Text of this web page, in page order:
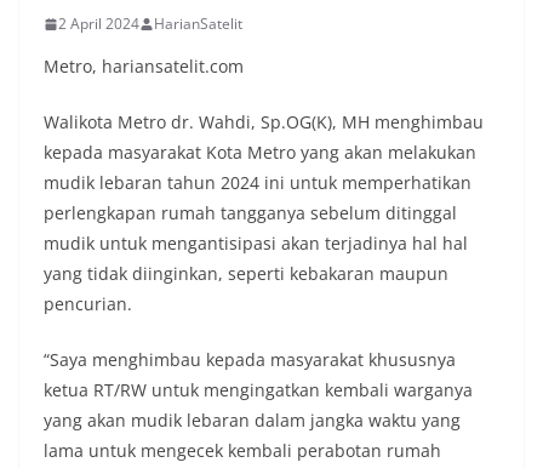
2 April 2024 HarianSatelit
Metro, hariansatelit.com
Walikota Metro dr. Wahdi, Sp.OG(K), MH menghimbau
kepada masyarakat Kota Metro yang akan melakukan
mudik lebaran tahun 2024 ini untuk memperhatikan
perlengkapan rumah tangganya sebelum ditinggal
mudik untuk mengantisipasi akan terjadinya hal hal
yang tidak diinginkan, seperti kebakaran maupun
pencurian.
“Saya menghimbau kepada masyarakat khususnya
ketua RT/RW untuk mengingatkan kembali warganya
yang akan mudik lebaran dalam jangka waktu yang
lama untuk mengecek kembali perabotan rumah